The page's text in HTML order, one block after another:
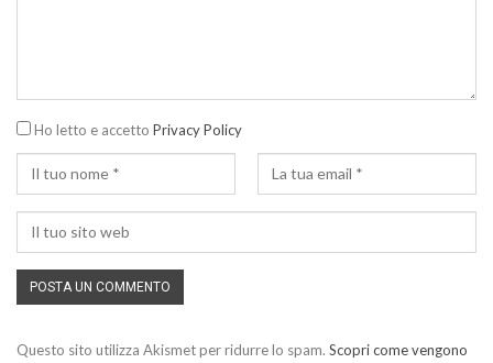
Ho letto e accetto Privacy Policy
Questo sito utilizza Akismet per ridurre lo spam. Scopri come vengono